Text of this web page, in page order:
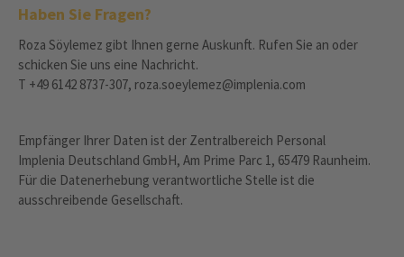
Haben Sie Fragen?
Roza Söylemez gibt Ihnen gerne Auskunft. Rufen Sie an oder
schicken Sie uns eine Nachricht.
T +49 6142 8737-307, roza.soeylemez@implenia.com
Empfänger Ihrer Daten ist der Zentralbereich Personal
Implenia Deutschland GmbH, Am Prime Parc 1, 65479 Raunheim.
Für die Datenerhebung verantwortliche Stelle ist die
ausschreibende Gesellschaft.